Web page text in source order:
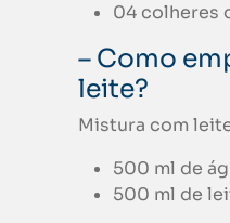
04 colheres
– Como
leite?
Mistura com
500 ml de
500 ml de